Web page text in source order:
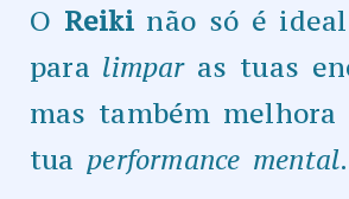
O Reikinão só é ideal
para limparas tuas
mas também melhora
tua performance mental.